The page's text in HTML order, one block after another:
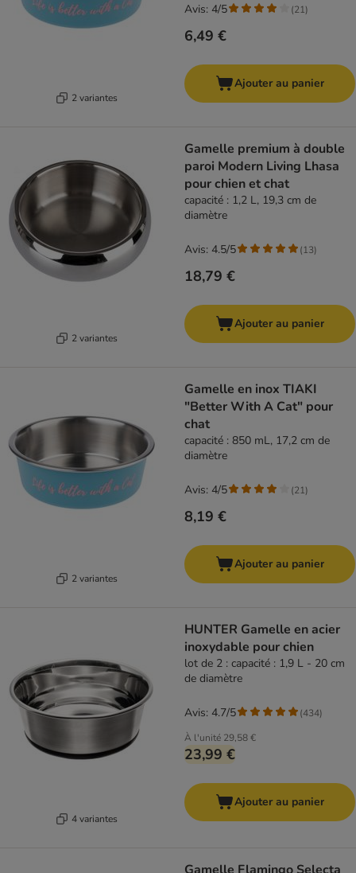
2 variantes
6,49 €
Avis: 4/5 (21)
Ajouter au panier
2 variantes
Gamelle premium à double
paroi Modern Living Lhasa
pour chien et chat
capacité : 1,2 L, 19,3 cm de
diamètre
18,79 €
Avis: 4.5/5 (13)
Ajouter au panier
2 variantes
Gamelle en inox TIAKI
"Better With A Cat" pour
chat
capacité : 850 mL, 17,2 cm de
diamètre
8,19 €
Avis: 4/5 (21)
Ajouter au panier
4 variantes
HUNTER Gamelle en acier
inoxydable pour chien
lot de 2 : capacité : 1,9 L - 20 cm
de diamètre
À l'unité 29,58 €
23,99 €
Avis: 4.7/5 (434)
Ajouter au panier